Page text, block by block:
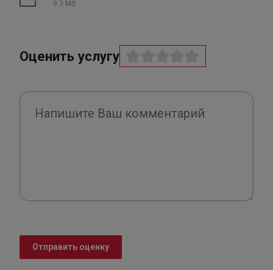
9.3 Мб
Оценить услугу
Отправить оценку